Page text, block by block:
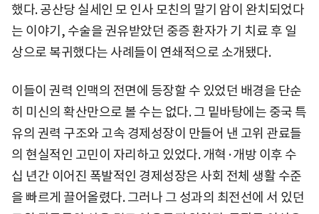
했다. 공산당 실세인 모 인사 모친의 말기 암이 완치되었다
는 이야기, 수술을 권유받았던 중증 환자가 기 치료 후 일
상으로 복귀했다는 사례들이 연쇄적으로 소개됐다.
이들이 권력 인맥의 전면에 등장할 수 있었던 배경을 단순
히 미신의 확산만으로 볼 수는 없다. 그 밑바탕에는 중국 특
유의 권력 구조와 고속 경제성장이 만들어 낸 고위 관료들
의 현실적인 고민이 자리하고 있었다. 개혁·개방 이후 수
십 년간 이어진 폭발적인 경제성장은 사회 전체 생활 수준
을 빠르게 끌어올렸다. 그러나 그 성과의 최전선에 서 있던